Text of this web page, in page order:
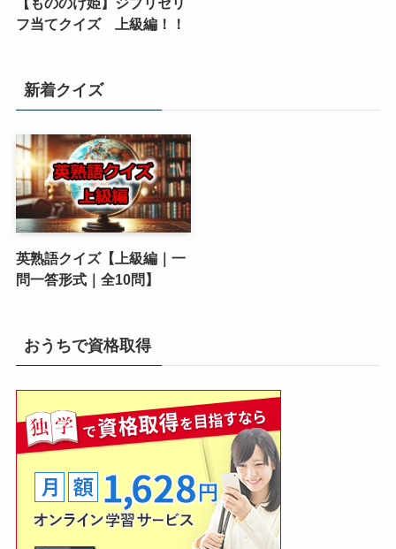
フ当てクイズ 上級編！！
新着クイズ
英熟語クイズ【上級編｜一
問一答形式｜全10問】
おうちで資格取得